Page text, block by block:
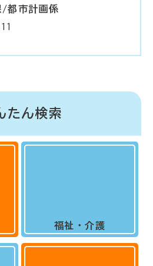
都市計画係
たん検索
福祉・介護